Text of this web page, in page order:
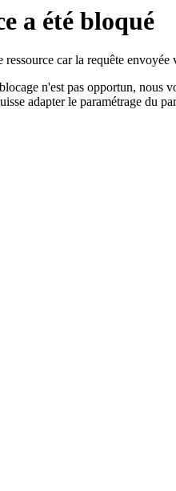
a été bloqué
car la requête envoyée
n'est pas opportun, nous
adapter le paramétrage du